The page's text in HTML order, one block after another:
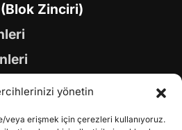
yönetin
veya erişmek için çerezleri kullanıyoruz.
Zinciri)
(AI) Coinleri